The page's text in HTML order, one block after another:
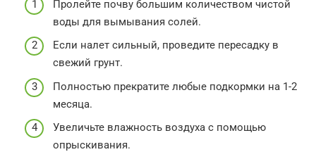
Пролейте почву большим количеством чистой
воды для вымывания солей.
Если налет сильный, проведите пересадку в
свежий грунт.
Полностью прекратите любые подкормки на 1-2
месяца.
Увеличьте влажность воздуха с помощью
опрыскивания.